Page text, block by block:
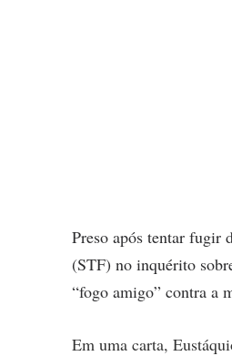
Preso após tentar fugir
(STF) no inquérito
“fogo amigo” contra a
Em uma carta,